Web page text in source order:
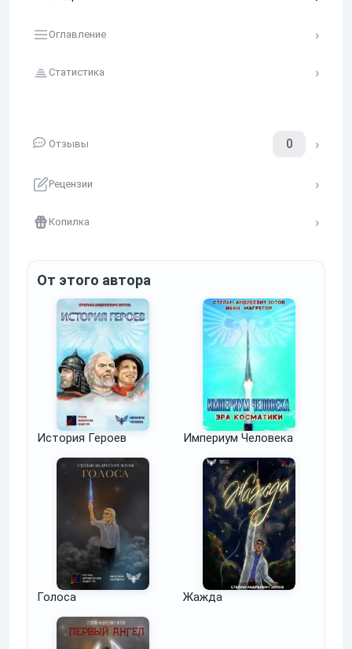
Оглавление
Статистика
Отзывы 0
Рецензии
Копилка
От этого автора
История Героев Империум Человека
Голоса Жажда